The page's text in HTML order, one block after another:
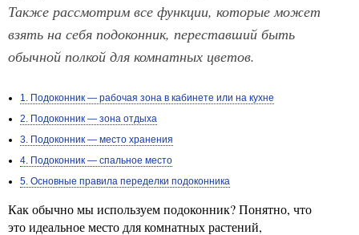
Также рассмотрим все функции, которые может
взять на себя подоконник, переставший быть
обычной полкой для комнатных цветов.
1. Подоконник — рабочая зона в кабинете или на кухне
2. Подоконник — зона отдыха
3. Подоконник — место хранения
4. Подоконник — спальное место
5. Основные правила переделки подоконника
Как обычно мы используем подоконник? Понятно, что
это идеальное место для комнатных растений,